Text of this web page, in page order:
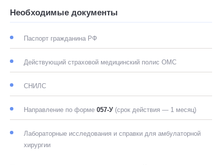
Необходимые документы
Паспорт гражданина РФ
Действующий страховой медицинский полис ОМС
СНИЛС
Направление по форме 057-У (срок действия — 1 месяц)
Лабораторные исследования и справки для амбулаторной
хирургии